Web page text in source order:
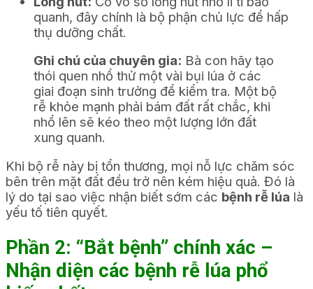
quanh, đây chính là bộ phận chủ lực để hấp
thụ dưỡng chất.
Ghi chú của chuyên gia: Bà con hãy tạo
thói quen nhổ thử một vài bụi lúa ở các
giai đoạn sinh trưởng để kiểm tra. Một bộ
rễ khỏe mạnh phải bám đất rất chắc, khi
nhổ lên sẽ kéo theo một lượng lớn đất
xung quanh.
Khi bộ rễ này bị tổn thương, mọi nỗ lực chăm sóc
bên trên mặt đất đều trở nên kém hiệu quả. Đó là
lý do tại sao việc nhận biết sớm các bệnh rễ lúa là
yếu tố tiên quyết.
Phần 2: “Bắt bệnh” chính xác –
Nhận diện các bệnh rễ lúa phổ